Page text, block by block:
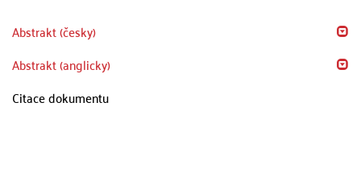
Abstrakt (česky)
Abstrakt (anglicky)
Citace dokumentu